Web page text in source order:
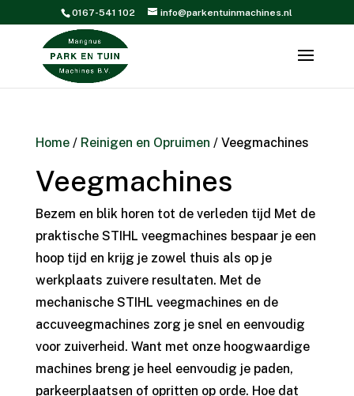
0167-541 102 info@parkentuinmachines.nl
Home/ Reinigen en Opruimen / Veegmachines
Veegmachines
Bezem en blik horen tot de verleden tijd Met de
praktische STIHL veegmachines bespaar je een
hoop tijd en krijg je zowel thuis als op je
werkplaats zuivere resultaten. Met de
mechanische STIHL veegmachines en de
accuveegmachines zorg je snel en eenvoudig
voor zuiverheid. Want met onze hoogwaardige
machines breng je heel eenvoudig je paden,
parkeerplaatsen of opritten op orde. Hoe dat